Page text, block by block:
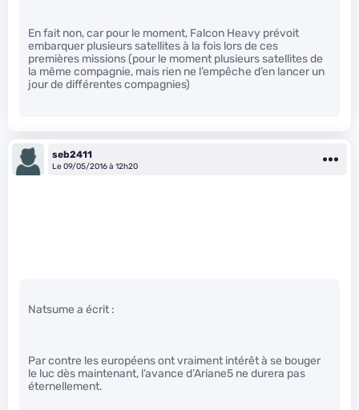
En fait non, car pour le moment, Falcon Heavy prévoit
embarquer plusieurs satellites à la fois lors de ces
premières missions (pour le moment plusieurs satellites de
la même compagnie, mais rien ne l’empêche d’en lancer un
jour de différentes compagnies)
seb2411
Le 09/05/2016 à 12h20
Natsume a écrit :
Par contre les européens ont vraiment intérêt à se bouger
le luc dès maintenant, l’avance d’Ariane5 ne durera pas
éternellement.